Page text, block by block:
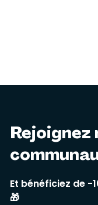
Et bénéficiez de -
🎁